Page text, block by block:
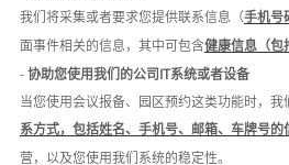
我们将采集或者要求您提供联系信息（手机号
面事件相关的信息，其中可包含健康信息（包
- 协助您使用我们的公司 IT系统或者设备
当您使用会议报备、园区预约这类功能时，
系方式，包括姓名、手机号、邮箱、车牌号的
营，以及您使用我们系统的稳定性。